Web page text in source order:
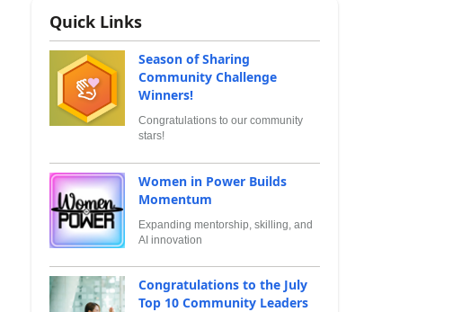
Quick Links
Season of Sharing
Community Challenge
Winners!
Congratulations to our community
stars!
Women in Power Builds
Momentum
Expanding mentorship, skilling, and
AI innovation
Congratulations to the July
Top 10 Community Leaders